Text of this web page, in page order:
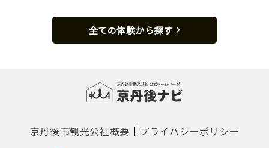
全ての体験から探す
京丹後市観光公社概要
プライバシーポリシー